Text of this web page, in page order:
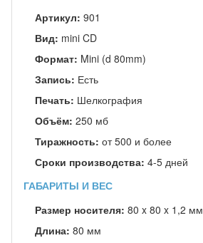
Артикул: 901
Вид: mini CD
Формат: Mini (d 80mm)
Запись: Есть
Печать: Шелкография
Объём: 250 мб
Тиражность: от 500 и более
Сроки производства: 4-5 дней
ГАБАРИТЫ И ВЕС
Размер носителя: 80 x 80 x 1,2 мм
Длина: 80 мм